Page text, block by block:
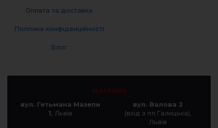
Оплата та доставка
Політика конфіденційності
Блог
МАГАЗИН
вул. Гетьмана Мазепи
1, Львів
вул. Валова 2
(вхід з пл.Галицька),
Львів